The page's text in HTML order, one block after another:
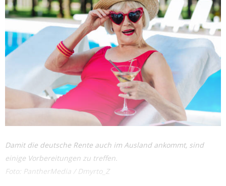
Damit die deutsche Rente auch im Ausland ankommt, sind
einige Vorbereitungen zu treffen.
Foto: PantherMedia / Dmyrto_Z